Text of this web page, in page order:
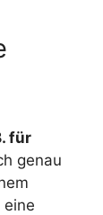
für
genau
eine